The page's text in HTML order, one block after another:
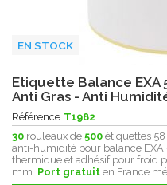
EN STOCK
Etiquette Balance EXA
Anti Gras - Anti
Référence T1982
30 rouleaux de 500 étiquettes
anti-humidité pour balance EXA
thermique et adhésif pour froid
mm. Port gratuit en France